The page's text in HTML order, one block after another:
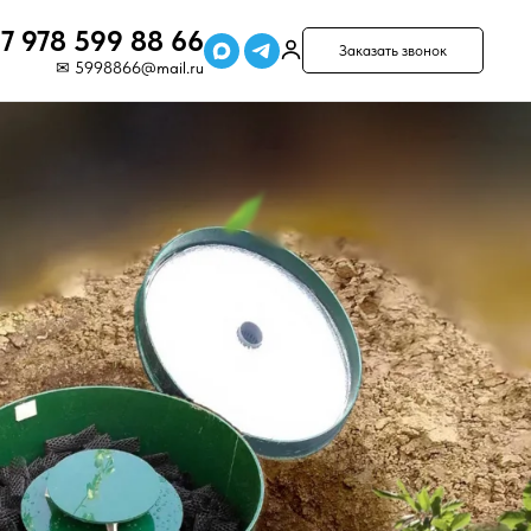
978 599 88 66
✉ 5998866@mail.ru
Заказать звонок